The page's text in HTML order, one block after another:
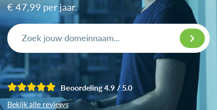
€ 47,99 per jaar.
Beoordeling 4.9 / 5.0
Bekijk alle reviews